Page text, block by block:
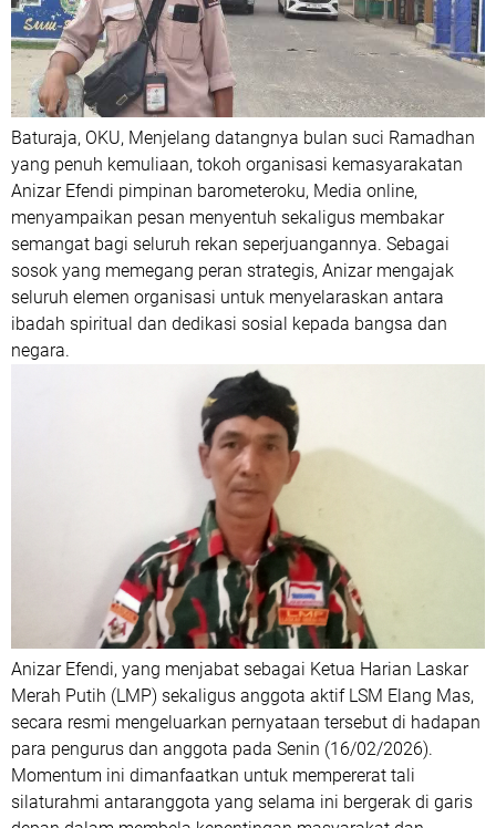
Baturaja, OKU, Menjelang datangnya bulan suci Ramadhan
yang penuh kemuliaan, tokoh organisasi kemasyarakatan
Anizar Efendi pimpinan barometeroku, Media online,
menyampaikan pesan menyentuh sekaligus membakar
semangat bagi seluruh rekan seperjuangannya. Sebagai
sosok yang memegang peran strategis, Anizar mengajak
seluruh elemen organisasi untuk menyelaraskan antara
ibadah spiritual dan dedikasi sosial kepada bangsa dan
negara.
Anizar Efendi, yang menjabat sebagai Ketua Harian Laskar
Merah Putih (LMP) sekaligus anggota aktif LSM Elang Mas,
secara resmi mengeluarkan pernyataan tersebut di hadapan
para pengurus dan anggota pada Senin (16/02/2026).
Momentum ini dimanfaatkan untuk mempererat tali
silaturahmi antaranggota yang selama ini bergerak di garis